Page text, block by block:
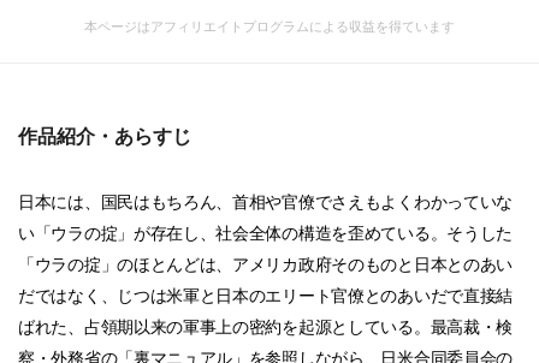
本ページはアフィリエイトプログラムによる収益を得ています
作品紹介・あらすじ
日本には、国民はもちろん、首相や官僚でさえもよくわかっていな
い「ウラの掟」が存在し、社会全体の構造を歪めている。そうした
「ウラの掟」のほとんどは、アメリカ政府そのものと日本とのあい
だではなく、じつは米軍と日本のエリート官僚とのあいだで直接結
ばれた、占領期以来の軍事上の密約を起源としている。最高裁・検
察・外務省の「裏マニュアル」を参照しながら、日米合同委員会の